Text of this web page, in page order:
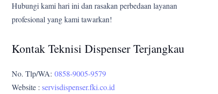
Hubungi kami hari ini dan rasakan perbedaan layanan
profesional yang kami tawarkan!
Kontak Teknisi Dispenser Terjangkau
No. Tlp/WA: 0858-9005-9579
Website : servisdispenser.fki.co.id